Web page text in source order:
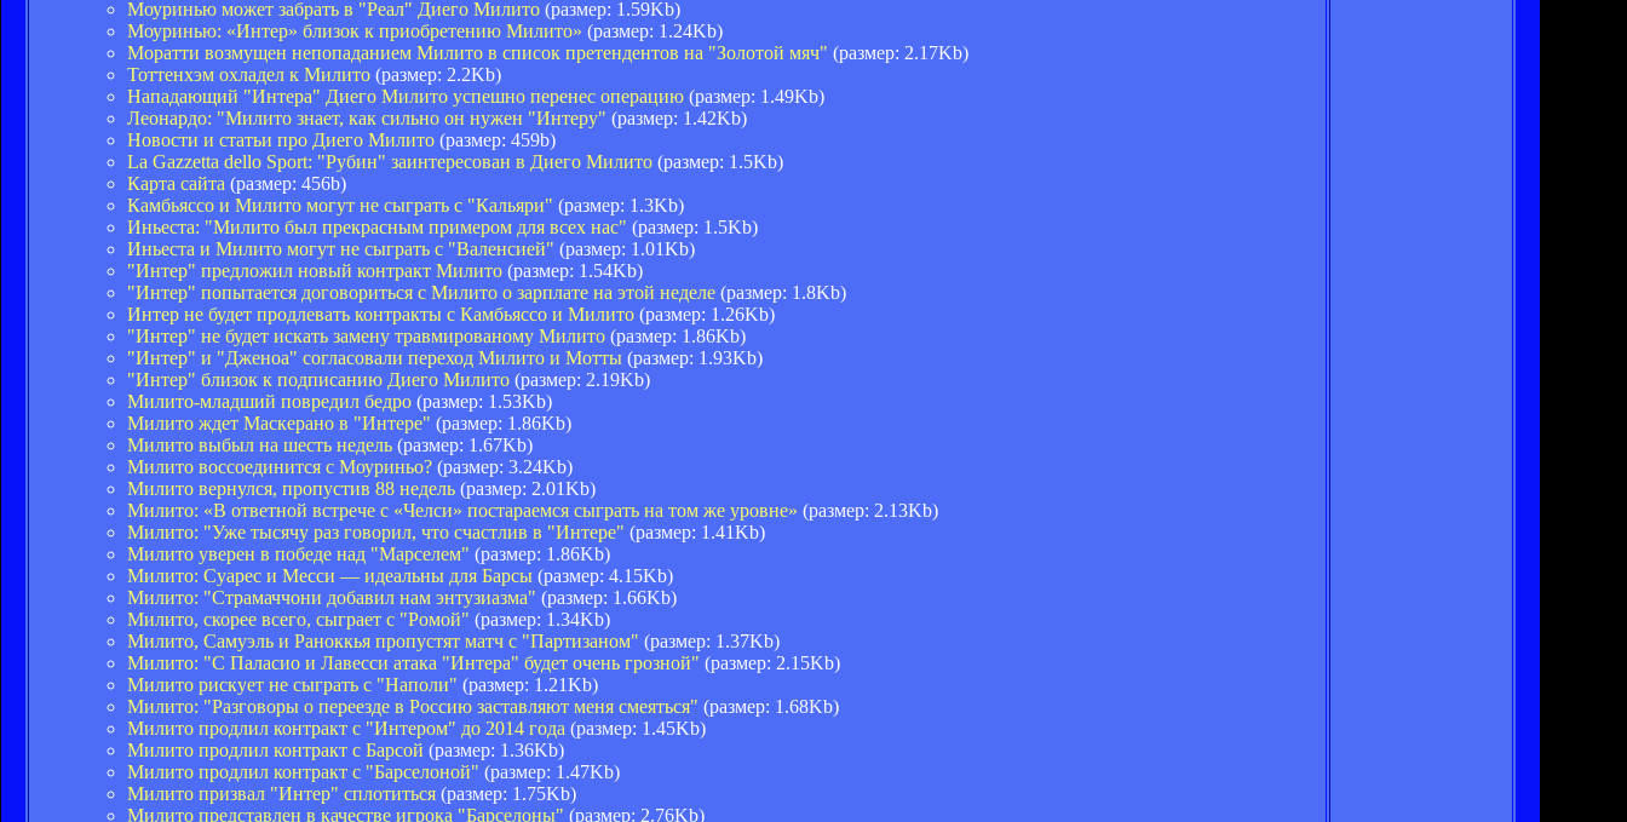
Моуринью может забрать в "Реал" Диего Милито (размер: 1.59Kb)
Моуринью: «Интер» близок к приобретению Милито» (размер: 1.24Kb)
Моратти возмущен непопаданием Милито в список претендентов на "Золотой мяч" (размер: 2.17Kb)
Тоттенхэм охладел к Милито (размер: 2.2Kb)
Нападающий "Интера" Диего Милито успешно перенес операцию (размер: 1.49Kb)
Леонардо: "Милито знает, как сильно он нужен "Интеру" (размер: 1.42Kb)
Новости и статьи про Диего Милито (размер: 459b)
La Gazzetta dello Sport: "Рубин" заинтересован в Диего Милито (размер: 1.5Kb)
Карта сайта (размер: 456b)
Камбьяссо и Милито могут не сыграть с "Кальяри" (размер: 1.3Kb)
Иньеста: "Милито был прекрасным примером для всех нас" (размер: 1.5Kb)
Иньеста и Милито могут не сыграть с "Валенсией" (размер: 1.01Kb)
"Интер" предложил новый контракт Милито (размер: 1.54Kb)
"Интер" попытается договориться с Милито о зарплате на этой неделе (размер: 1.8Kb)
Интер не будет продлевать контракты с Камбьяссо и Милито (размер: 1.26Kb)
"Интер" не будет искать замену травмированому Милито (размер: 1.86Kb)
"Интер" и "Дженоа" согласовали переход Милито и Мотты (размер: 1.93Kb)
"Интер" близок к подписанию Диего Милито (размер: 2.19Kb)
Милито-младший повредил бедро (размер: 1.53Kb)
Милито ждет Маскерано в "Интере" (размер: 1.86Kb)
Милито выбыл на шесть недель (размер: 1.67Kb)
Милито воссоединится с Моуриньо? (размер: 3.24Kb)
Милито вернулся, пропустив 88 недель (размер: 2.01Kb)
Милито: «В ответной встрече с «Челси» постараемся сыграть на том же уровне» (размер: 2.13Kb)
Милито: "Уже тысячу раз говорил, что счастлив в "Интере" (размер: 1.41Kb)
Милито уверен в победе над "Марселем" (размер: 1.86Kb)
Милито: Суарес и Месси — идеальны для Барсы (размер: 4.15Kb)
Милито: "Страмаччони добавил нам энтузиазма" (размер: 1.66Kb)
Милито, скорее всего, сыграет с "Ромой" (размер: 1.34Kb)
Милито, Самуэль и Раноккья пропустят матч с "Партизаном" (размер: 1.37Kb)
Милито: "С Паласио и Лавесси атака "Интера" будет очень грозной" (размер: 2.15Kb)
Милито рискует не сыграть с "Наполи" (размер: 1.21Kb)
Милито: "Разговоры о переезде в Россию заставляют меня смеяться" (размер: 1.68Kb)
Милито продлил контракт с "Интером" до 2014 года (размер: 1.45Kb)
Милито продлил контракт с Барсой (размер: 1.36Kb)
Милито продлил контракт с "Барселоной" (размер: 1.47Kb)
Милито призвал "Интер" сплотиться (размер: 1.75Kb)
Милито представлен в качестве игрока "Барселоны" (размер: 2.76Kb)